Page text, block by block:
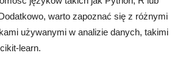
warto zapoznać się z różnymi
używanymi w analizie danych, takimi
learn.